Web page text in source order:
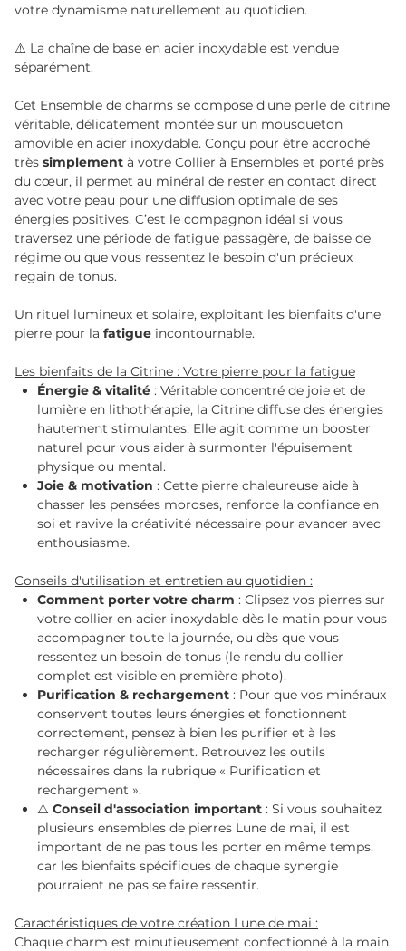
votre dynamisme naturellement au quotidien.
⚠️ La chaîne de base en acier inoxydable est vendue
séparément.
Cet Ensemble de charms se compose d’une perle de citrine
véritable, délicatement montée sur un mousqueton
amovible en acier inoxydable. Conçu pour être accroché
très simplement à votre Collier à Ensembles et porté près
du cœur, il permet au minéral de rester en contact direct
avec votre peau pour une diffusion optimale de ses
énergies positives. C’est le compagnon idéal si vous
traversez une période de fatigue passagère, de baisse de
régime ou que vous ressentez le besoin d'un précieux
regain de tonus.
Un rituel lumineux et solaire, exploitant les bienfaits d'une
pierre pour la fatigue incontournable.
Les bienfaits de la Citrine : Votre pierre pour la fatigue
Énergie & vitalité : Véritable concentré de joie et de
lumière en lithothérapie, la Citrine diffuse des énergies
hautement stimulantes. Elle agit comme un booster
naturel pour vous aider à surmonter l'épuisement
physique ou mental.
Joie & motivation : Cette pierre chaleureuse aide à
chasser les pensées moroses, renforce la confiance en
soi et ravive la créativité nécessaire pour avancer avec
enthousiasme.
Conseils d'utilisation et entretien au quotidien :
Comment porter votre charm : Clipsez vos pierres sur
votre collier en acier inoxydable dès le matin pour vous
accompagner toute la journée, ou dès que vous
ressentez un besoin de tonus (le rendu du collier
complet est visible en première photo).
Purification & rechargement : Pour que vos minéraux
conservent toutes leurs énergies et fonctionnent
correctement, pensez à bien les purifier et à les
recharger régulièrement. Retrouvez les outils
nécessaires dans la rubrique « Purification et
rechargement ».
⚠️Conseil d'association important : Si vous souhaitez
plusieurs ensembles de pierres Lune de mai, il est
important de ne pas tous les porter en même temps,
car les bienfaits spécifiques de chaque synergie
pourraient ne pas se faire ressentir.
Caractéristiques de votre création Lune de mai :
Chaque charm est minutieusement confectionné à la main